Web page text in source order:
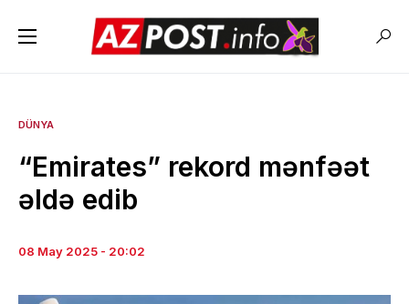
DÜNYA
“Emirates” rekord mənfəət
əldə edib
08 May 2025 - 20:02